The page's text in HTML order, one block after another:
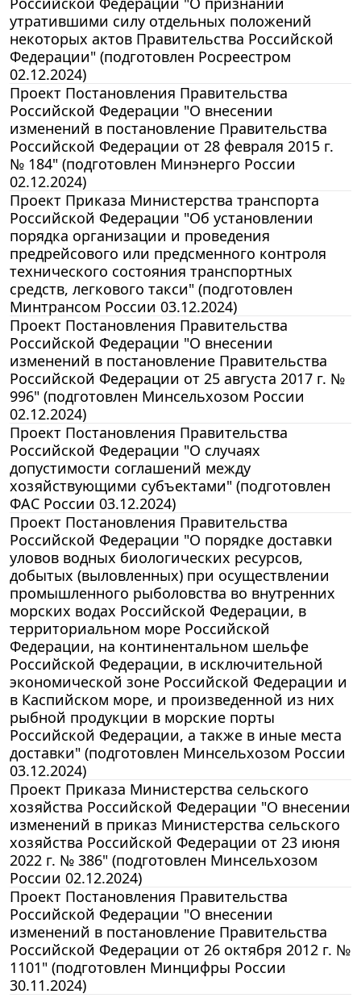
утратившими силу отдельных положений
некоторых актов Правительства Российской
Федерации" (подготовлен Росреестром
02.12.2024)
Проект Постановления Правительства
Российской Федерации "О внесении
изменений в постановление Правительства
Российской Федерации от 28 февраля 2015 г.
№ 184" (подготовлен Минэнерго России
02.12.2024)
Проект Приказа Министерства транспорта
Российской Федерации "Об установлении
порядка организации и проведения
предрейсового или предсменного контроля
технического состояния транспортных
средств, легкового такси" (подготовлен
Минтрансом России 03.12.2024)
Проект Постановления Правительства
Российской Федерации "О внесении
изменений в постановление Правительства
Российской Федерации от 25 августа 2017 г. №
996" (подготовлен Минсельхозом России
02.12.2024)
Проект Постановления Правительства
Российской Федерации "О случаях
допустимости соглашений между
хозяйствующими субъектами" (подготовлен
ФАС России 03.12.2024)
Проект Постановления Правительства
Российской Федерации "О порядке доставки
уловов водных биологических ресурсов,
добытых (выловленных) при осуществлении
промышленного рыболовства во внутренних
морских водах Российской Федерации, в
территориальном море Российской
Федерации, на континентальном шельфе
Российской Федерации, в исключительной
экономической зоне Российской Федерации и
в Каспийском море, и произведенной из них
рыбной продукции в морские порты
Российской Федерации, а также в иные места
доставки" (подготовлен Минсельхозом России
03.12.2024)
Проект Приказа Министерства сельского
хозяйства Российской Федерации "О внесении
изменений в приказ Министерства сельского
хозяйства Российской Федерации от 23 июня
2022 г. № 386" (подготовлен Минсельхозом
России 02.12.2024)
Проект Постановления Правительства
Российской Федерации "О внесении
изменений в постановление Правительства
Российской Федерации от 26 октября 2012 г. №
1101" (подготовлен Минцифры России
30.11.2024)